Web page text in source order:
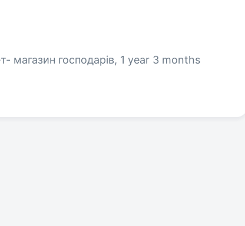
магазин господарів, 1 year 3 months